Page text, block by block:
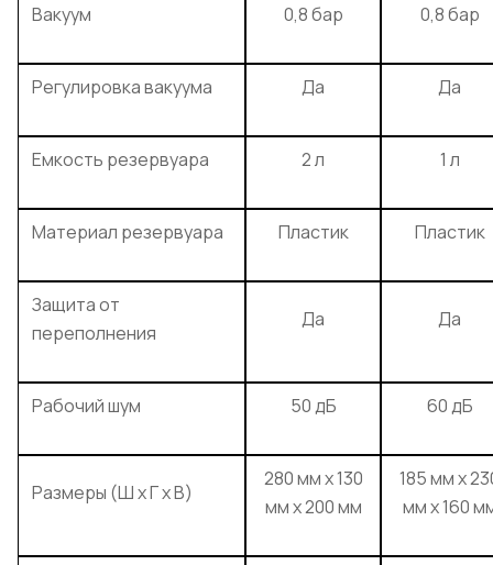
Вакуум 0,8 бар 0,8 бар
Регулировка вакуума Да Да
Емкость резервуара 2 л 1 л
Материал резервуара Пластик Пластик
Защита от
переполнения
Да Да
Рабочий шум 50 дБ 60 дБ
Размеры (Ш х Г х В)
280 мм х 130
мм х 200 мм
185 мм х
мм х 160